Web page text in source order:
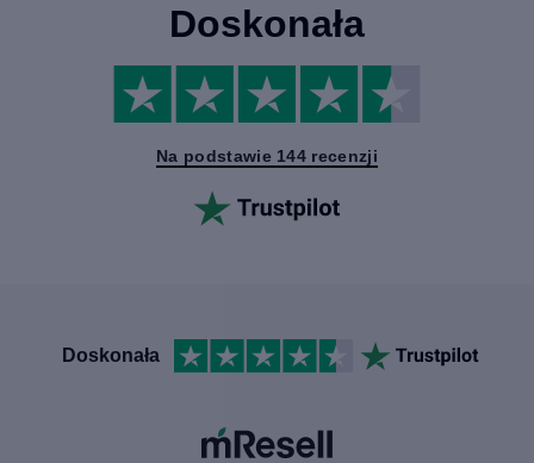
Doskonała
Na podstawie 144 recenzji
Doskonała